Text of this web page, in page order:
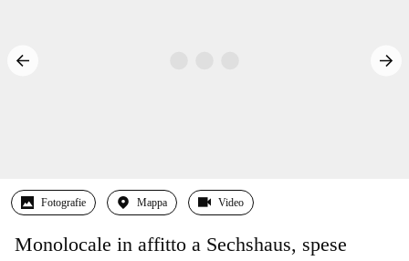
Fotografie Mappa Video
Monolocale in affitto a Sechshaus, spese